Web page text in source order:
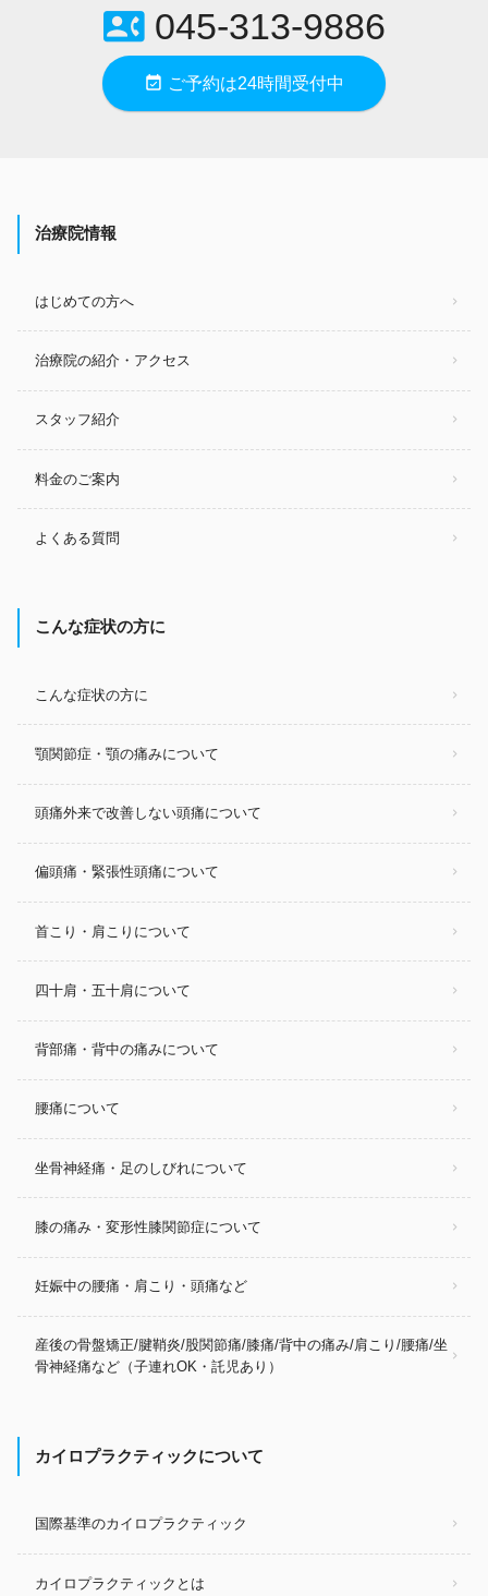
contact_phone045-313-9886
event_available ご予約は24時間受付中
治療院情報
はじめての方へ
治療院の紹介・アクセス
スタッフ紹介
料金のご案内
よくある質問
こんな症状の方に
こんな症状の方に
顎関節症・顎の痛みについて
頭痛外来で改善しない頭痛について
偏頭痛・緊張性頭痛について
首こり・肩こりについて
四十肩・五十肩について
背部痛・背中の痛みについて
腰痛について
坐骨神経痛・足のしびれについて
膝の痛み・変形性膝関節症について
妊娠中の腰痛・肩こり・頭痛など
産後の骨盤矯正/腱鞘炎/股関節痛/膝痛/背中の痛み/肩こり/腰痛/坐
骨神経痛など（子連れOK・託児あり）
カイロプラクティックについて
国際基準のカイロプラクティック
カイロプラクティックとは